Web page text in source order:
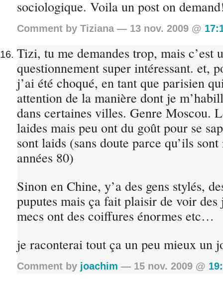
sociologique. Voila un post on
Comment by Tiziana — 13 nov. 2009 @
Tizi, tu me demandes trop, mais c’est
questionnement super intéressant. et,
j’ai été choqué, en tant que parisien
attention de la manière dont je
dans certaines villes. Genre Moscou.
laides mais peu ont du goût pour se
sont laids (sans doute parce qu’ils sont
années 80)
Sinon en Chine, y’a des gens stylés,
puputes mais ça fait plaisir de voir des
mecs ont des coiffures énormes etc…
je raconterai tout ça un peu mieux un
Comment by joachim — 15 nov. 2009 @